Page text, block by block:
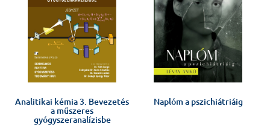
Analitikai kémia 3. Bevezetés
a műszeres
gyógyszeranalízisbe
Naplóm a pszichiátriáig